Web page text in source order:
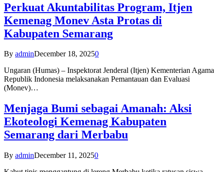
Perkuat Akuntabilitas Program, Itjen
Kemenag Monev Asta Protas di
Kabupaten Semarang
By adminDecember 18, 20250
Ungaran (Humas) – Inspektorat Jenderal (Itjen) Kementerian Agama
Republik Indonesia melaksanakan Pemantauan dan Evaluasi
(Monev)…
Menjaga Bumi sebagai Amanah: Aksi
Ekoteologi Kemenag Kabupaten
Semarang dari Merbabu
By adminDecember 11, 20250